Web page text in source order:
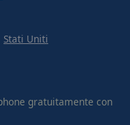
Stati Uniti
gratuitamente con